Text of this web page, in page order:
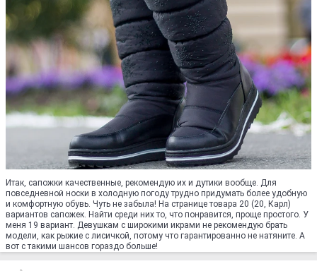
Итак, сапожки качественные, рекомендую их и дутики вообще. Для
повседневной носки в холодную погоду трудно придумать более удобную
и комфортную обувь. Чуть не забыла! На странице товара 20 (20, Карл)
вариантов сапожек. Найти среди них то, что понравится, проще простого. У
меня 19 вариант. Девушкам с широкими икрами не рекомендую брать
модели, как рыжие с лисичкой, потому что гарантированно не натяните. А
вот с такими шансов гораздо больше!